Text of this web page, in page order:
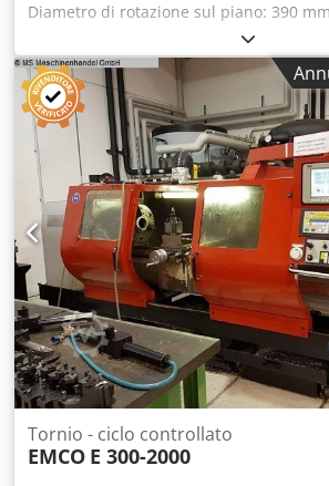
Diametro di rotazione sul piano: 390
rotazione sul carro: 200 mm Attacco
Foro mandrino: Ø 54 mm Cedozrluhopfx
di rotazione del mandrino: max. 4.000
motore: 11/22 kW Peso della macchina:
Tornio - ciclo controllato
EMCO E 300-2000